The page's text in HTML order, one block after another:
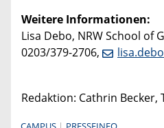
Weitere Informationen:
Lisa Debo, NRW School of
0203/379-2706,
Redaktion: Cathrin Becker,